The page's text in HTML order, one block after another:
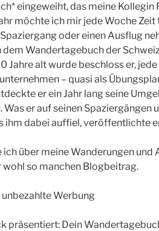
eingeweiht, das meine Kollegin
möchte ich mir jede Woche
oder einen Ausflug
dem Wandertagebuch der
Jahre alt wurde beschloss er,
– quasi als
er ein Jahr lang seine
Was er auf seinen Spaziergängen
ihm dabei auffiel, veröffentlichte
ich über meine Wanderungen und
wohl so manchen Blogbeitrag.
Werbung
präsentiert: Dein